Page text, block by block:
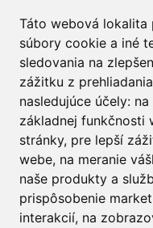
Táto webová lokalita
súbory cookie a iné
sledovania na
zážitku z
nasledujúce účely: na
základnej funkčnosti
stránky, pre lepší
webe, na meranie
naše produkty a
prispôsobenie
interakcií, na
Trend) – R. Štalmach
ARCHEUS - R.
PRE
FAQ